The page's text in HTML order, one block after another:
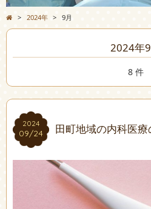
> 2024年 > 9月
2024年
8 件
2024
09/24
2024
09/24 田町地域の内科医